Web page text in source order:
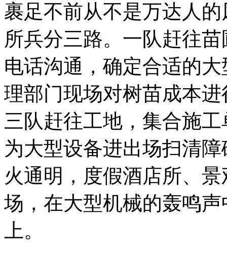
裹足不前从不是万达人
所兵分三路。一队赶往
电话沟通，确定合适的
理部门现场对树苗成本
三队赶往工地，集合施
为大型设备进出场扫清
火通明，度假酒店所、
场，在大型机械的轰鸣
上。